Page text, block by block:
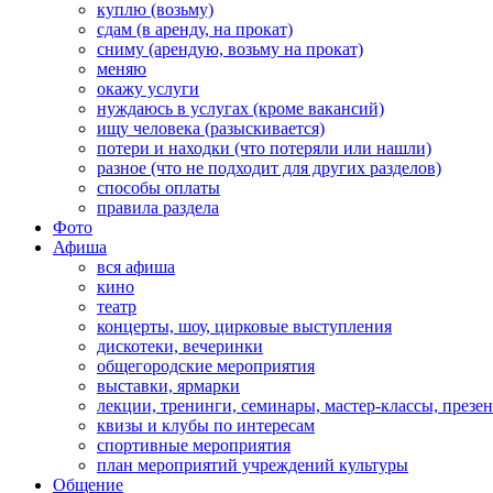
куплю (возьму)
сдам (в аренду, на прокат)
сниму (арендую, возьму на прокат)
меняю
окажу услуги
нуждаюсь в услугах (кроме вакансий)
ищу человека (разыскивается)
потери и находки (что потеряли или нашли)
разное (что не подходит для других разделов)
способы оплаты
правила раздела
Фото
Афиша
вся афиша
кино
театр
концерты, шоу, цирковые выступления
дискотеки, вечеринки
общегородские мероприятия
выставки, ярмарки
лекции, тренинги, семинары, мастер-классы,
квизы и клубы по интересам
спортивные мероприятия
план мероприятий учреждений культуры
Общение